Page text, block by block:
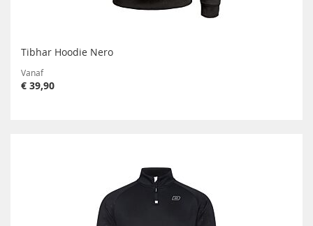
Tibhar Hoodie Nero
Vanaf
€ 39,90